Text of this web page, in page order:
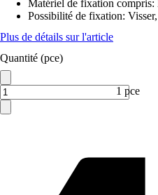
Matériel de fixation compris:
Possibilité de fixation:
Plus de détails sur l'article
Quantité (pce)
1 pce